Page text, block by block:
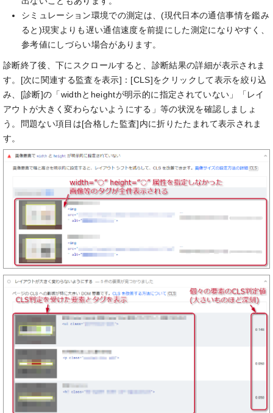
シミュレーション環境での測定は、(現代日本の通信事情を鑑み
ると)現実よりも遅い通信速度を前提にした測定になりやすく、
参考値にしづらい場合があります。
診断終了後、下にスクロールすると、診断結果の詳細が表示されま
す。[次に関連する監査を表示]：[CLS]をクリックして表示を絞り込
み、[診断]の「widthとheightが明示的に指定されていない」「レイ
アウトが大きく変わらないようにする」等の状況を確認しましょ
う。問題ない項目は[合格した監査]内に折りたたまれて表示されま
す。